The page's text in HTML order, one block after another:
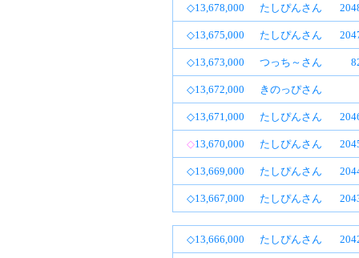
◇13,678,000 たしぴんさん
◇13,675,000 たしぴんさん
◇13,673,000 つっち～さん
◇13,672,000 きのっぴさん
◇13,671,000 たしぴんさん
◇13,670,000 たしぴんさん
◇13,669,000 たしぴんさん
◇13,667,000 たしぴんさん
◇13,666,000 たしぴんさん